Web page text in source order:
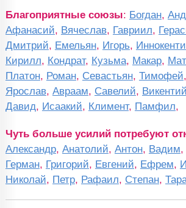
Благоприятные союзы: Богдан,
Афанасий, Вячеслав, Гавриил,
Дмитрий, Емельян, Игорь,
Кирилл, Кондрат, Кузьма, Макар,
Платон, Роман, Севастьян, Тимофей,
Ярослав, Авраам, Савелий, Викентий
Давид, Исаакий, Климент, Памфил,
Чуть больше усилий потребуют
Александр, Анатолий, Антон, Вадим,
Герман, Григорий, Евгений, Ефрем,
Николай, Петр, Рафаил, Степан,